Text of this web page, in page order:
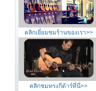
คลิกเยี่ยมชมร้านของเรา>>
คลิกชมทรงกีต้าร์ที่นี่>>